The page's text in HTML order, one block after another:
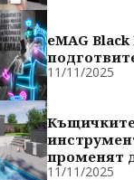
eMAG
11/11/2025
променят
11/11/2025